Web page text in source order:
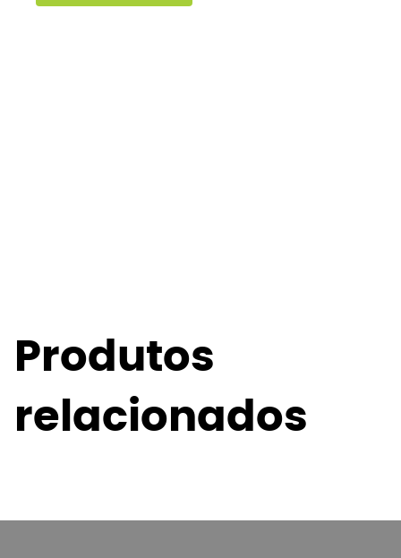
Produtos
relacionados